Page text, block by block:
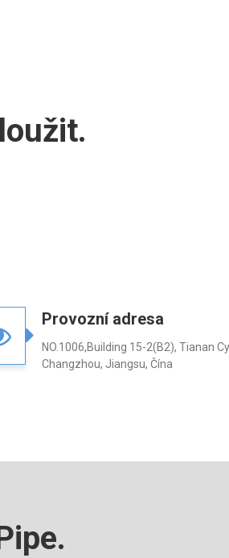
Provozní adresa
NO.1006,Building 15-2(B2), Tianan
Changzhou, Jiangsu, Čína